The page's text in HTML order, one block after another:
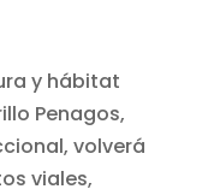
y hábitat
Penagos,
volverá
viales,